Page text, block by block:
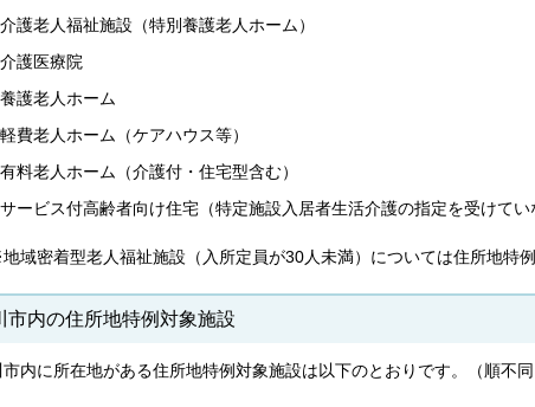
介護老人福祉施設（特別養護老人ホーム）
介護医療院
養護老人ホーム
軽費老人ホーム（ケアハウス等）
有料老人ホーム（介護付・住宅型含む）
サービス付高齢者向け住宅（特定施設入居者生活介護の指定を受けてい
域密着型老人福祉施設（入所定員が30人未満）については住所地特例
市内の住所地特例対象施設
内に所在地がある住所地特例対象施設は以下のとおりです。（順不同